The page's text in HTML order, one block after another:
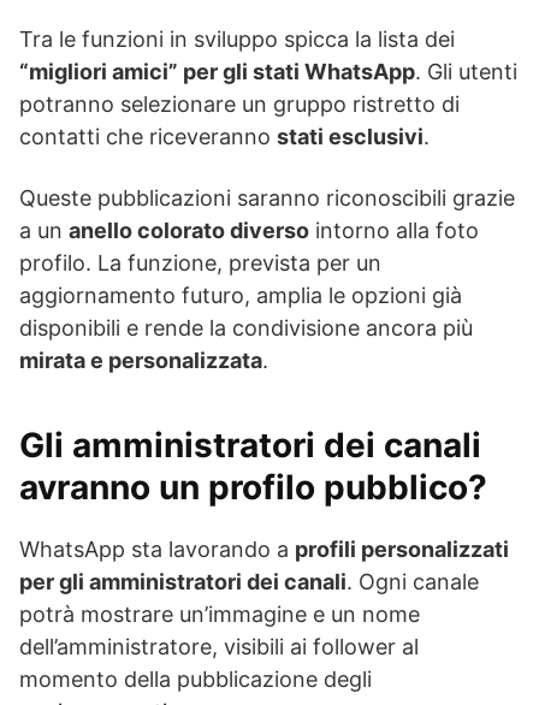
Tra le funzioni in sviluppo spicca la lista dei
“migliori amici” per gli stati WhatsApp. Gli utenti
potranno selezionare un gruppo ristretto di
contatti che riceveranno stati esclusivi.
Queste pubblicazioni saranno riconoscibili grazie
a un anello colorato diverso intorno alla foto
profilo. La funzione, prevista per un
aggiornamento futuro, amplia le opzioni già
disponibili e rende la condivisione ancora più
mirata e personalizzata.
Gli amministratori dei canali
avranno un profilo pubblico?
WhatsApp sta lavorando a profili personalizzati
per gli amministratori dei canali. Ogni canale
potrà mostrare un’immagine e un nome
dell’amministratore, visibili ai follower al
momento della pubblicazione degli